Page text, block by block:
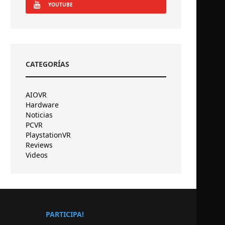
YOUTUBE
CATEGORÍAS
AIOVR
Hardware
Noticias
PCVR
PlaystationVR
Reviews
Videos
PARTICIPA!